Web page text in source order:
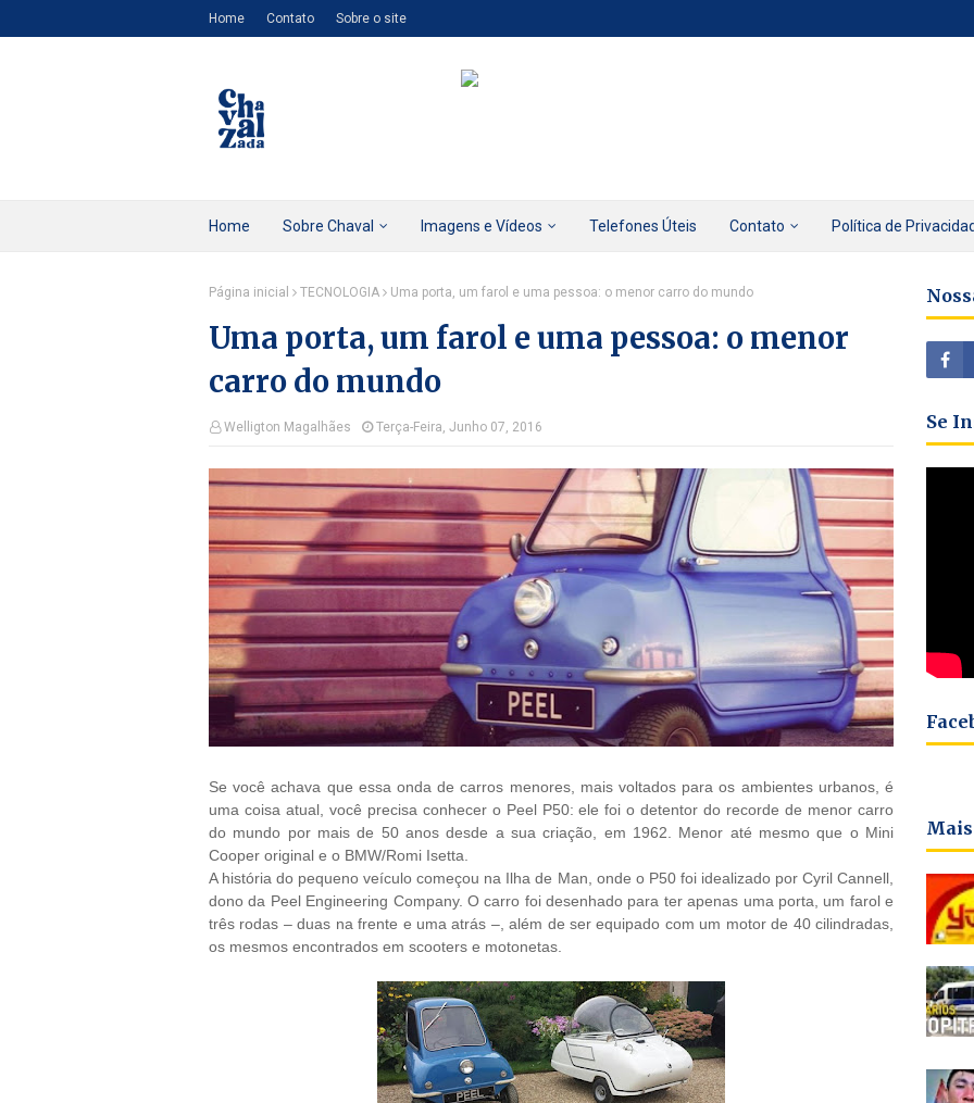
Home Contato Sobre o site
Home Sobre Chaval Imagens e Vídeos Telefones Úteis Contato Política de
Página inicial TECNOLOGIA Uma porta, um farol e uma pessoa: o menor carro do mundo
Uma porta, um farol e uma pessoa: o menor
carro do mundo
Welligton Magalhães Terça-Feira, Junho 07, 2016
Se você achava que essa onda de carros menores, mais voltados para os ambientes urbanos, é
uma coisa atual, você precisa conhecer o Peel P50: ele foi o detentor do recorde de menor carro
do mundo por mais de 50 anos desde a sua criação, em 1962. Menor até mesmo que o Mini
Cooper original e o BMW/Romi Isetta.
A história do pequeno veículo começou na Ilha de Man, onde o P50 foi idealizado por Cyril Cannell,
dono da Peel Engineering Company. O carro foi desenhado para ter apenas uma porta, um farol e
três rodas – duas na frente e uma atrás –, além de ser equipado com um motor de 40 cilindradas,
os mesmos encontrados em scooters e motonetas.
Se